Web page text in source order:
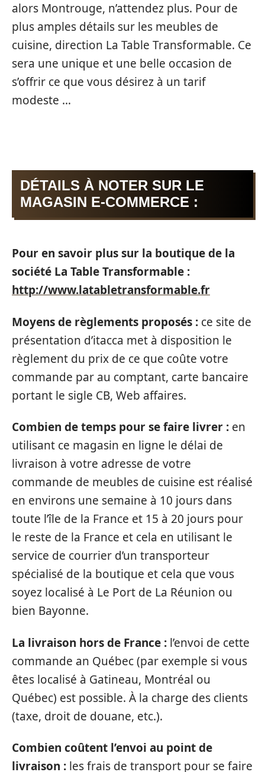
alors Montrouge, n’attendez plus. Pour de
plus amples détails sur les meubles de
cuisine, direction La Table Transformable. Ce
sera une unique et une belle occasion de
s’offrir ce que vous désirez à un tarif
modeste …
DÉTAILS À NOTER SUR LE
MAGASIN E-COMMERCE :
Pour en savoir plus sur la boutique de la
société La Table Transformable :
http://www.latabletransformable.fr
Moyens de règlements proposés : ce site de
présentation d’itacca met à disposition le
règlement du prix de ce que coûte votre
commande par au comptant, carte bancaire
portant le sigle CB, Web affaires.
Combien de temps pour se faire livrer : en
utilisant ce magasin en ligne le délai de
livraison à votre adresse de votre
commande de meubles de cuisine est réalisé
en environs une semaine à 10 jours dans
toute l’île de la France et 15 à 20 jours pour
le reste de la France et cela en utilisant le
service de courrier d’un transporteur
spécialisé de la boutique et cela que vous
soyez localisé à Le Port de La Réunion ou
bien Bayonne.
La livraison hors de France : l’envoi de cette
commande an Québec (par exemple si vous
êtes localisé à Gatineau, Montréal ou
Québec) est possible. À la charge des clients
(taxe, droit de douane, etc.).
Combien coûtent l’envoi au point de
livraison : les frais de transport pour se faire